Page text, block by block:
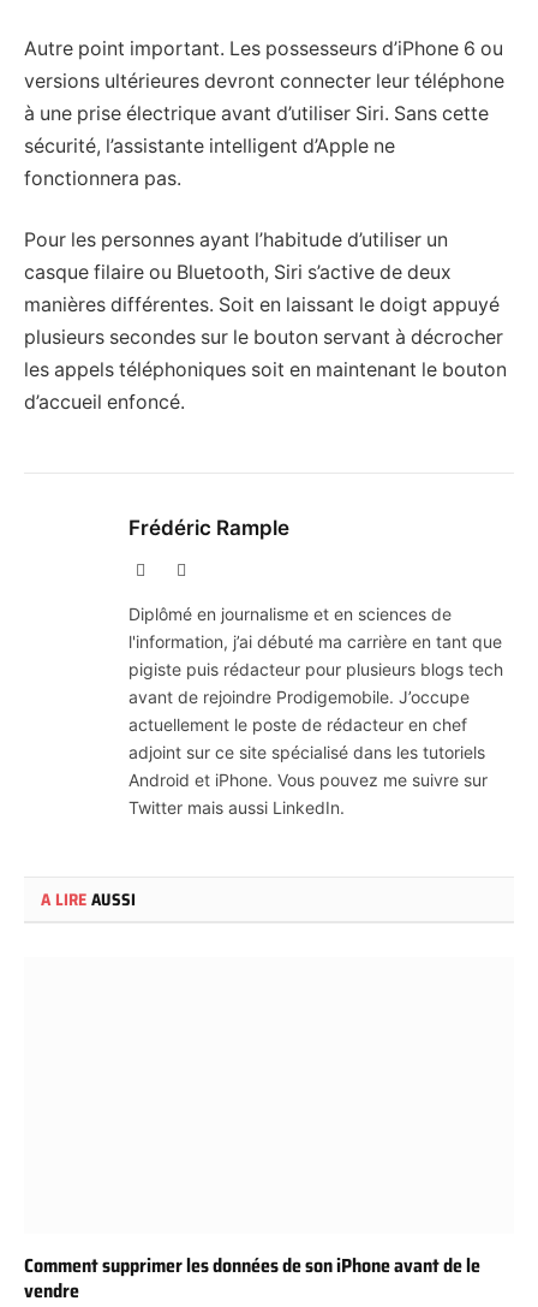
Autre point important. Les possesseurs d’iPhone 6 ou
versions ultérieures devront connecter leur téléphone
à une prise électrique avant d’utiliser Siri. Sans cette
sécurité, l’assistante intelligent d’Apple ne
fonctionnera pas.
Pour les personnes ayant l’habitude d’utiliser un
casque filaire ou Bluetooth, Siri s’active de deux
manières différentes. Soit en laissant le doigt appuyé
plusieurs secondes sur le bouton servant à décrocher
les appels téléphoniques soit en maintenant le bouton
d’accueil enfoncé.
Frédéric Rample
Diplômé en journalisme et en sciences de
l'information, j’ai débuté ma carrière en tant que
pigiste puis rédacteur pour plusieurs blogs tech
avant de rejoindre Prodigemobile. J’occupe
actuellement le poste de rédacteur en chef
adjoint sur ce site spécialisé dans les tutoriels
Android et iPhone. Vous pouvez me suivre sur
Twitter mais aussi LinkedIn.
A LIREAUSSI
Comment supprimer les données de son iPhone avant de le
vendre